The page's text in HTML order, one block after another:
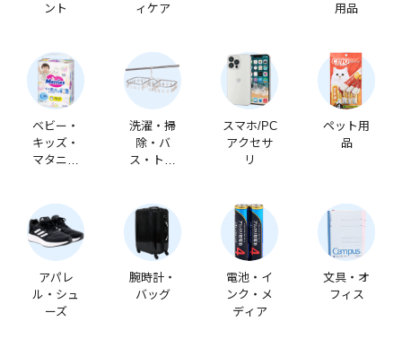
ント
ィケア
用品
ベビー・
キッズ・
マタニテ
洗濯・掃
除・バ
ス・トイ
スマホ/PC
アクセサ
リ
ペット用
品
アパレ
ル・シュ
ーズ
腕時計・
バッグ
電池・イ
ンク・メ
ディア
文具・オ
フィス